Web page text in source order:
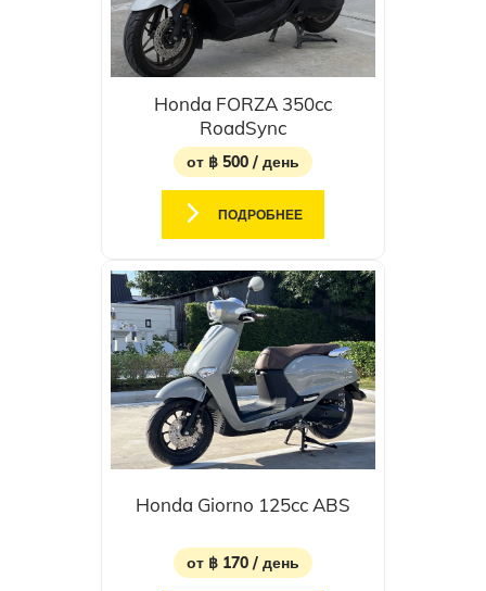
Honda FORZA 350cc
RoadSync
от ฿ 500 / день
ПОДРОБНЕЕ
Honda Giorno 125cc ABS
от ฿ 170 / день